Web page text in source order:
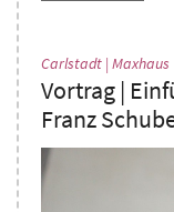
Carlstadt | Maxhaus
Vortrag |
Franz